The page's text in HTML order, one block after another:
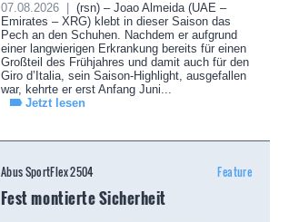
07.08.2026 |
(rsn) – Joao Almeida (UAE –
Emirates – XRG) klebt in dieser Saison das
Pech an den Schuhen. Nachdem er aufgrund
einer langwierigen Erkrankung bereits für einen
Großteil des Frühjahres und damit auch für den
Giro d’Italia, sein Saison-Highlight, ausgefallen
war, kehrte er erst Anfang Juni...
Jetzt lesen
Feature
Abus SportFlex 2504
Fest montierte Sicherheit